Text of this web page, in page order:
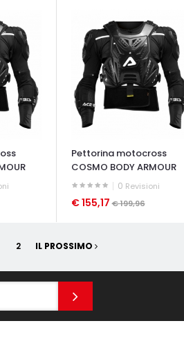
Pettorina motocross
COSMO BODY ARMOUR
0 Revisioni
€ 155,17€ 199,96
2 IL PROSSIMO